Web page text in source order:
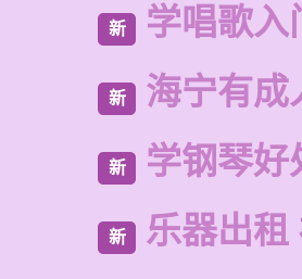
新 学唱歌入
新 海宁有成
新 学钢琴好
新 乐器出租